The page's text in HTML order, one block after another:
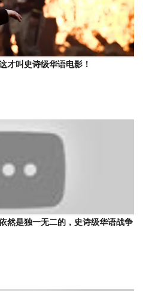
才叫史诗级华语电影！
然是独一无二的，史诗级华语战争